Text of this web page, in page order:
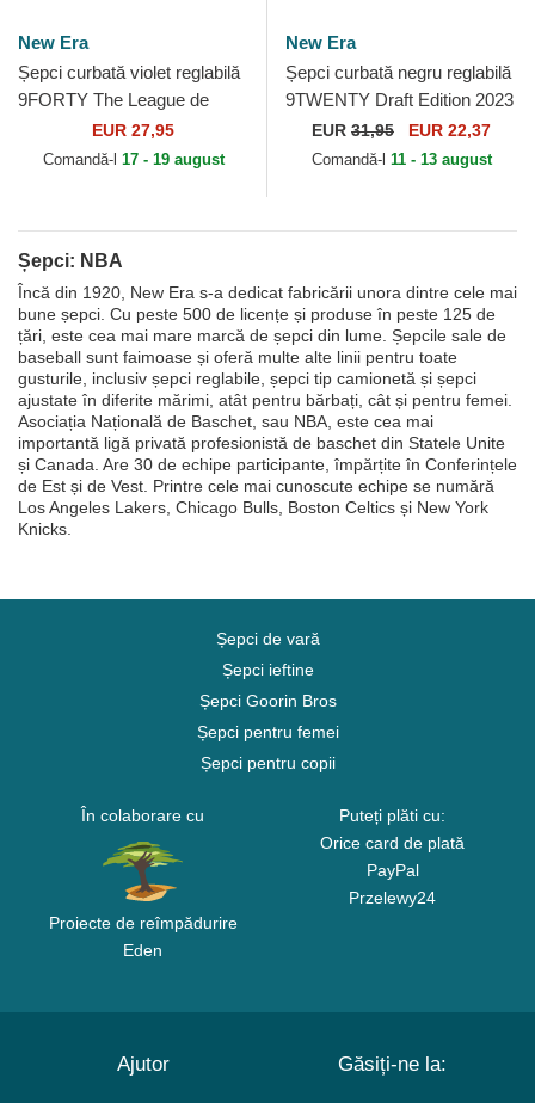
New Era
Șepci curbată violet reglabilă
9FORTY The League de
Phoenix Suns NBA de New
Era
EUR 27,95
Comandă-l 17 - 19 august
New Era
Șepci curbată negru reglabilă
9TWENTY Draft Edition 2023
de Miami Heat NBA de New
Era
EUR 31,95 EUR 22,37
Comandă-l 11 - 13 august
Șepci: NBA
Încă din 1920, New Era s-a dedicat fabricării unora dintre cele mai
bune șepci. Cu peste 500 de licențe și produse în peste 125 de
țări, este cea mai mare marcă de șepci din lume. Șepcile sale de
baseball sunt faimoase și oferă multe alte linii pentru toate
gusturile, inclusiv șepci reglabile, șepci tip camionetă și șepci
ajustate în diferite mărimi, atât pentru bărbați, cât și pentru femei.
Asociația Națională de Baschet, sau NBA, este cea mai
importantă ligă privată profesionistă de baschet din Statele Unite
și Canada. Are 30 de echipe participante, împărțite în Conferințele
de Est și de Vest. Printre cele mai cunoscute echipe se numără
Los Angeles Lakers, Chicago Bulls, Boston Celtics și New York
Knicks.
Șepci de vară
Șepci ieftine
Șepci Goorin Bros
Șepci pentru femei
Șepci pentru copii
În colaborare cu
Proiecte de reîmpădurire
Eden
Puteți plăti cu:
Orice card de plată
PayPal
Przelewy24
Ajutor Găsiți-ne la: